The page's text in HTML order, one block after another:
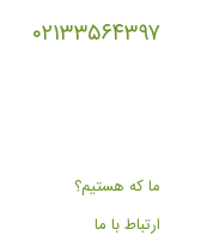
۰۲۱۳۳۵۶۴۳۹۷
ما که هستیم؟
ارتباط با ما